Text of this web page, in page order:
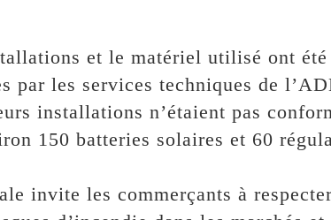
et le matériel utilisé ont
par les services techniques de
installations n’étaient pas
150 batteries solaires et 60
invite les commerçants à